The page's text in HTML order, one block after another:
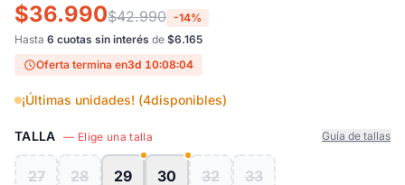
$36.990$42.990 -14%
Hasta 6 cuotas sin interés de $6.165
Oferta termina en3d 10:08:03
¡Últimas unidades! (4disponibles)
TALLA — Elige una talla Guía de tallas
27 28 29 30 32 33